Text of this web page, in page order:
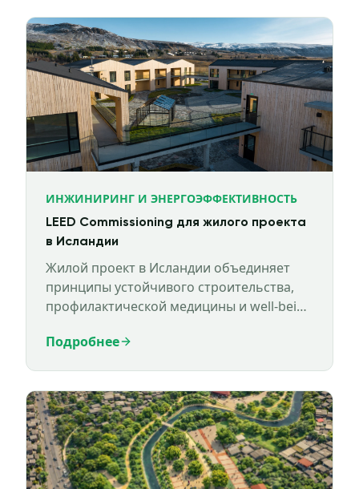
ИНЖИНИРИНГ И ЭНЕРГОЭФФЕКТИВНОСТЬ
LEED Commissioning для жилого проекта
в Исландии
Жилой проект в Исландии объединяет
принципы устойчивого строительства,
профилактической медицины и well-being
Подробнее